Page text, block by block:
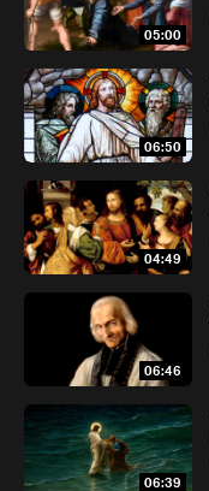
05:00
06:50
04:49
06:46
06:39